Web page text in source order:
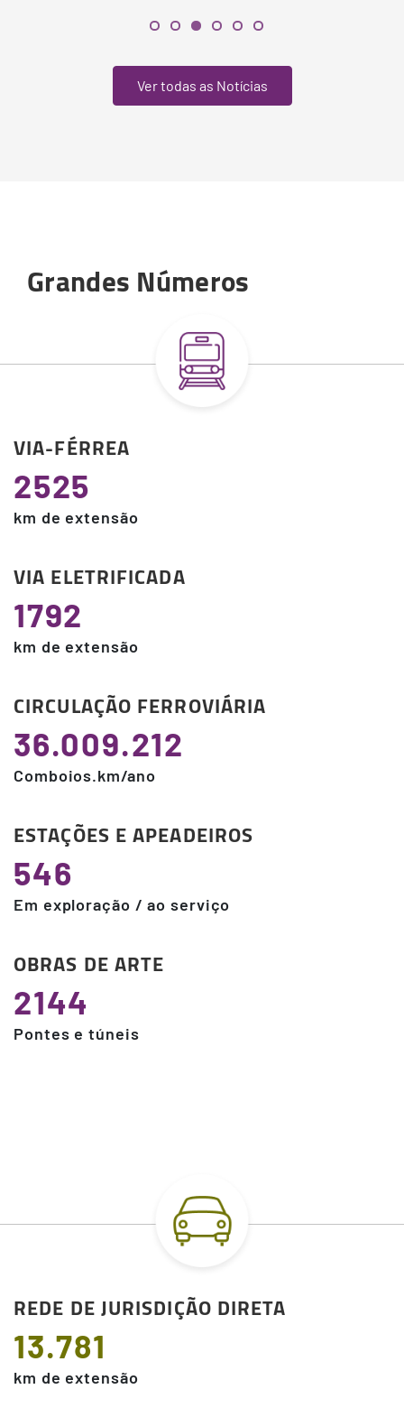
Ver todas as Notícias
Grandes Números
VIA-FÉRREA
2525
km de extensão
VIA ELETRIFICADA
1792
km de extensão
CIRCULAÇÃO FERROVIÁRIA
36.009.212
Comboios.km/ano
ESTAÇÕES E APEADEIROS
546
Em exploração / ao serviço
OBRAS DE ARTE
2144
Pontes e túneis
REDE DE JURISDIÇÃO DIRETA
13.781
km de extensão